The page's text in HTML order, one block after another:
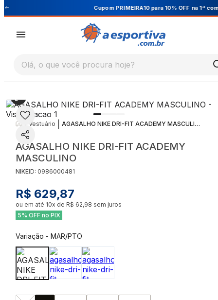
Cupom PRIMEIRA10 para 10% OFF na 1ª compra
Olá, o que você procura hoje?
Vestuário AGASALHO NIKE DRI-FIT ACADEMY MASCULINO
AGASALHO NIKE DRI-FIT ACADEMY
MASCULINO
NIKEID: 0986000481
R$ 629,87
ou em até 10x de R$ 62,98 sem juros
5% OFF no PIX
Variação - MAR/PTO